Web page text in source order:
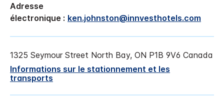
Adresse
électronique : ken.johnston@innvesthotels.com
1325 Seymour Street North Bay, ON P1B 9V6 Canada
Informations sur le stationnement et les
transports